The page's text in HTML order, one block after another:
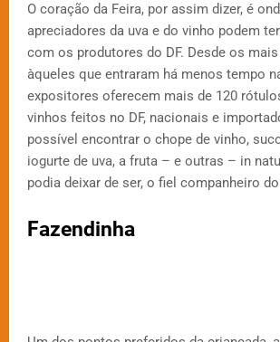
O coração da Feira, por assim dizer, é
apreciadores da uva e do vinho podem
com os produtores do DF. Desde os
àqueles que entraram há menos tempo
expositores oferecem mais de 120
vinhos feitos no DF, nacionais e
possível encontrar o chope de vinho,
iogurte de uva, a fruta – e outras – in
podia deixar de ser, o fiel companheiro
Fazendinha